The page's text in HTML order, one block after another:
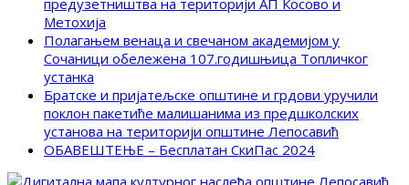
предузетништва на територији АП Косово и
Метохија
Полагањем венаца и свечаном академијом у
Сочаници обележена 107.годишњица Топличког
устанка
Братске и пријатељске општине и грдови уручили
поклон пакетиће малишанима из предшколских
установа на територији општине Лепосавић
ОБАВЕШТЕЊЕ – Бесплатан СкиПас 2024